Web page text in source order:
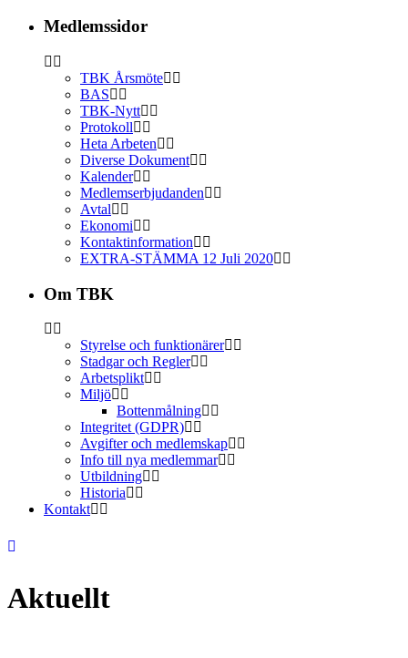
Medlemssidor
TBK Årsmöte
BAS
TBK-Nytt
Protokoll
Heta Arbeten
Diverse Dokument
Kalender
Medlemserbjudanden
Avtal
Ekonomi
Kontaktinformation
EXTRA-STÄMMA 12 Juli 2020
Om TBK
Styrelse och funktionärer
Stadgar och Regler
Arbetsplikt
Miljö
Bottenmålning
Integritet (GDPR)
Avgifter och medlemskap
Info till nya medlemmar
Utbildning
Historia
Kontakt
Aktuellt